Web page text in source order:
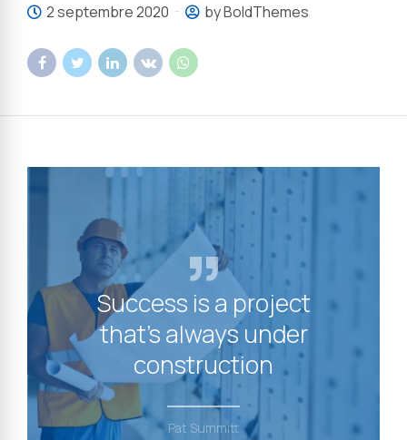
2 septembre 2020 by BoldThemes
Success is a project
that's always under
construction
Pat Summitt